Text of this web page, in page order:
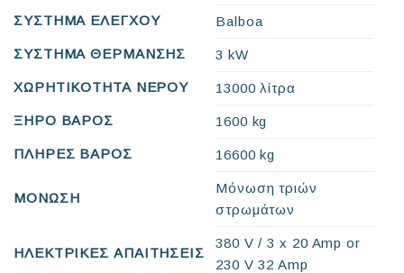
ΣΥΣΤΗΜΑ ΕΛΕΓΧΟΥ Balboa
ΣΥΣΤΗΜΑ ΘΕΡΜΑΝΣΗΣ 3 kW
ΧΩΡΗΤΙΚΟΤΗΤΑ ΝΕΡΟΥ 13000 λίτρα
ΞΗΡΟ ΒΑΡΟΣ 1600 kg
ΠΛΗΡΕΣ ΒΑΡΟΣ 16600 kg
ΜΟΝΩΣΗ
Μόνωση τριών
στρωμάτων
ΗΛΕΚΤΡΙΚΕΣ ΑΠΑΙΤΗΣΕΙΣ
380 V / 3 x 20 Amp or
230 V 32 Amp